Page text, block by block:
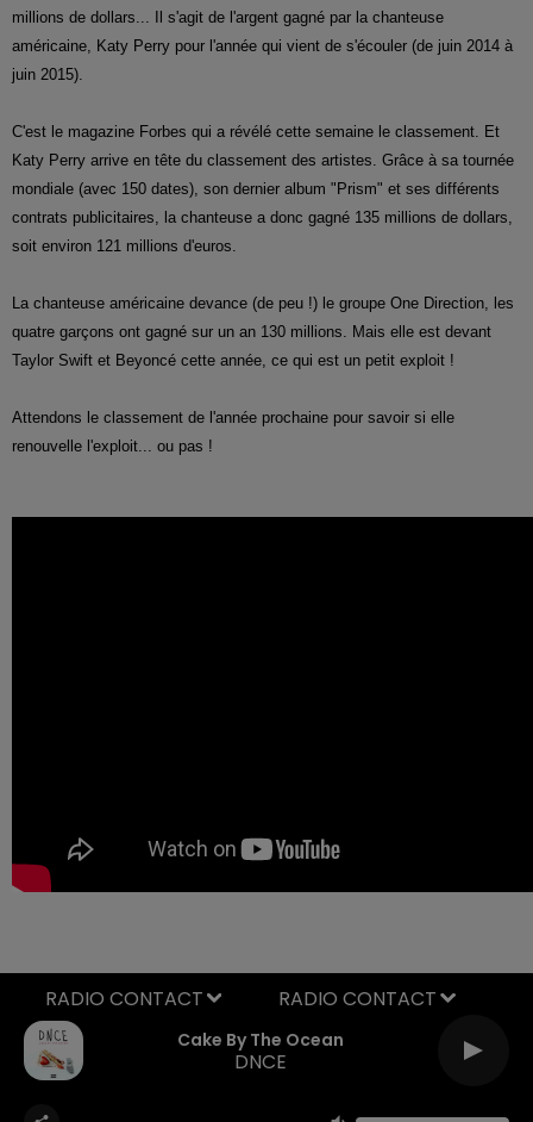
millions de dollars... Il s'agit de l'argent gagné par la chanteuse
américaine, Katy Perry pour l'année qui vient de s'écouler (de juin 2014 à
juin 2015).
C'est le magazine Forbes qui a révélé cette semaine le classement. Et
Katy Perry arrive en tête du classement des artistes. Grâce à sa tournée
mondiale (avec 150 dates), son dernier album "Prism" et ses différents
contrats publicitaires, la chanteuse a donc gagné 135 millions de dollars,
soit environ 121 millions d'euros.
La chanteuse américaine devance (de peu !) le groupe One Direction, les
quatre garçons ont gagné sur un an 130 millions. Mais elle est devant
Taylor Swift et Beyoncé cette année, ce qui est un petit exploit !
Attendons le classement de l'année prochaine pour savoir si elle
renouvelle l'exploit... ou pas !
Cake By The Ocean
DNCE
RADIO CONTACT